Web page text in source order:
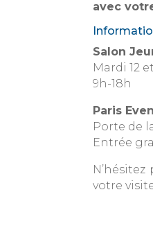
avec
Salon
Mardi 12
9h-18h
Paris
Porte de
Entrée
votre